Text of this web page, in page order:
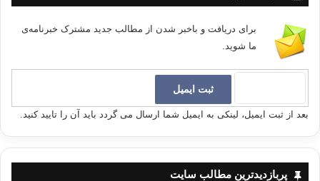
برای دریافت و باخبر شدن از مطالب جدید مشترک خبرنامه‌ی
ما شوید.
بعد از ثبت ایمیل، لینکی به ایمیل شما ارسال می گردد باید آن را تایید کنید.
پربازدیدترین مطالب سایت